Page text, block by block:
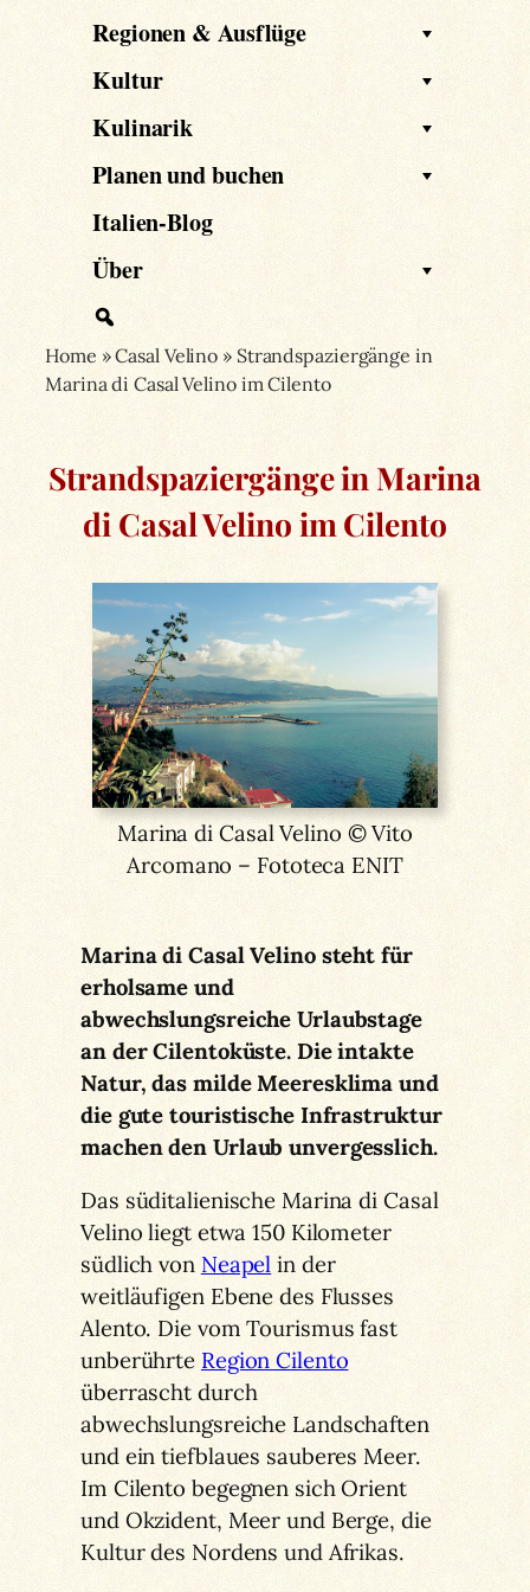
Regionen & Ausflüge
Kultur
Kulinarik
Planen und buchen
Italien-Blog
Über
Home »Casal Velino » Strandspaziergänge in
Marina di Casal Velino im Cilento
Strandspaziergänge in Marina
di Casal Velino im Cilento
Marina di Casal Velino © Vito
Arcomano – Fototeca ENIT
Marina di Casal Velino steht für
erholsame und
abwechslungsreiche Urlaubstage
an der Cilentoküste. Die intakte
Natur, das milde Meeresklima und
die gute touristische Infrastruktur
machen den Urlaub unvergesslich.
Das süditalienische Marina di Casal
Velino liegt etwa 150 Kilometer
südlich von Neapel in der
weitläufigen Ebene des Flusses
Alento. Die vom Tourismus fast
unberührte Region Cilento
überrascht durch
abwechslungsreiche Landschaften
und ein tiefblaues sauberes Meer.
Im Cilento begegnen sich Orient
und Okzident, Meer und Berge, die
Kultur des Nordens und Afrikas.